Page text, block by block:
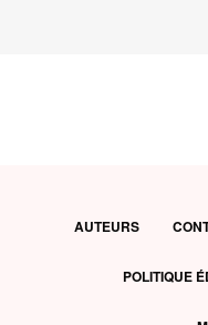
AUTEURS
POLITIQUE